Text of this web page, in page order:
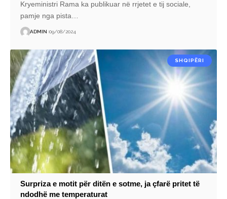
Kryeministri Rama ka publikuar në rrjetet e tij sociale,
pamje nga pista
ADMIN 09/08/2024
SHQIPËRI
Surpriza e motit për ditën e sotme, ja çfarë pritet të
ndodhë me temperaturat